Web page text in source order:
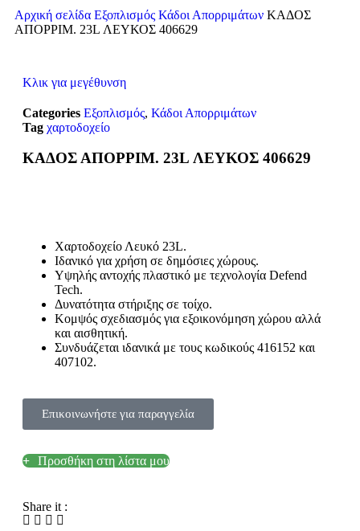
Αρχική σελίδα Εξοπλισμός Κάδοι Απορριμάτων ΚΑΔΟΣ
ΑΠΟΡΡΙΜ. 23L ΛΕΥΚΟΣ 406629
Κλικ για μεγέθυνση
Categories Εξοπλισμός, Κάδοι Απορριμάτων
Tag χαρτοδοχείο
ΚΑΔΟΣ ΑΠΟΡΡΙΜ. 23L ΛΕΥΚΟΣ 406629
Χαρτοδοχείο Λευκό 23L.
Ιδανικό για χρήση σε δημόσιες χώρους.
Υψηλής αντοχής πλαστικό με τεχνολογία Defend
Tech.
Δυνατότητα στήριξης σε τοίχο.
Κομψός σχεδιασμός για εξοικονόμηση χώρου αλλά
και αισθητική.
Συνδυάζεται ιδανικά με τους κωδικούς 416152 και
407102.
Επικοινωνήστε για παραγγελία
Προσθήκη στη λίστα μου
Share it :